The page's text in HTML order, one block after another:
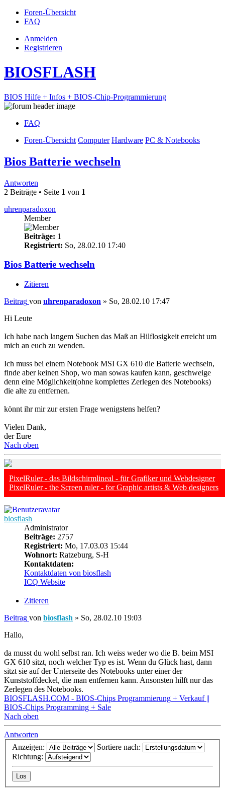
Foren-Übersicht
FAQ
Anmelden
Registrieren
BIOSFLASH
BIOS Hilfe + Infos + BIOS-Chip-Programmierung
FAQ
Foren-Übersicht Computer Hardware PC & Notebooks
Bios Batterie wechseln
Antworten
2 Beiträge • Seite 1 von 1
uhrenparadoxon
Member
Beiträge: 1
Registriert: So, 28.02.10 17:40
Bios Batterie wechseln
Zitieren
Beitrag von uhrenparadoxon » So, 28.02.10 17:47
Hi Leute
Ich habe nach langem Suchen das Maß an Hilflosigkeit erreicht um
mich an euch zu wenden.
Ich muss bei einem Notebook MSI GX 610 die Batterie wechseln,
finde aber keinen Shop, wo man sowas kaufen kann, geschweige
denn eine Möglichkeit(ohne komplettes Zerlegen des Notebooks)
die alte zu entfernen.
könnt ihr mir zur ersten Frage wenigstens helfen?
Vielen Dank,
der Eure
Nach oben
PixelRuler - das Bildschirmlineal - für Grafiker und Webdesigner
PixelRuler - the Screen ruler - for Graphic artists & Web designers
biosflash
Administrator
Beiträge: 2757
Registriert: Mo, 17.03.03 15:44
Wohnort: Ratzeburg, S-H
Kontaktdaten:
Kontaktdaten von biosflash
ICQ Website
Zitieren
Beitrag von biosflash » So, 28.02.10 19:03
Hallo,
da musst du wohl selbst ran. Ich weiss weder wo die B. beim MSI
GX 610 sitzt, noch welcher Typ es ist. Wenn du Glück hast, dann
sitzt sie auf der Unterseite des Notebooks unter einer der
Kunststoffdeckel, die man entfernen kann. Ansonsten hilft nur das
Zerlegen des Notebooks.
BIOSFLASH.COM - BIOS-Chips Programmierung + Verkauf ||
BIOS-Chips Programming + Sale
Nach oben
Antworten
Anzeigen:
Sortiere nach:
Richtung: